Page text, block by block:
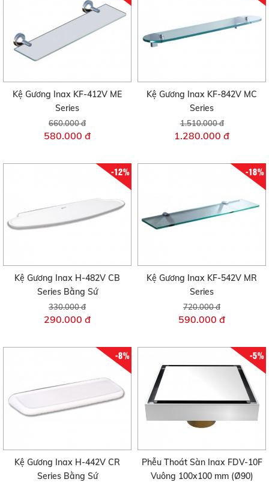
Kệ Gương Inax KF-412V ME
Series
660.000 đ
580.000 đ
Kệ Gương Inax KF-842V MC
Series
1.510.000 đ
1.280.000 đ
-12%
Kệ Gương Inax H-482V CB
Series Bằng Sứ
330.000 đ
290.000 đ
-18%
Kệ Gương Inax KF-542V MR
Series
720.000 đ
590.000 đ
-8%
Kệ Gương Inax H-442V CR
Series Bằng Sứ
-5%
Phễu Thoát Sàn Inax FDV-10F
Vuông 100x100 mm (Ø90)